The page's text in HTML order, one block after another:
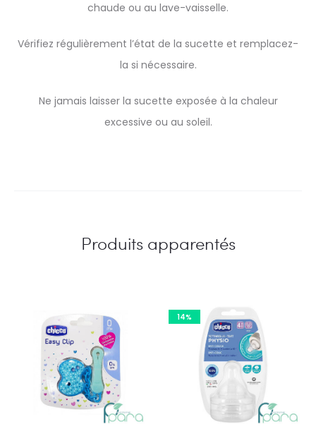
chaude ou au lave-vaisselle.
Vérifiez régulièrement l’état de la sucette et remplacez-
la si nécessaire.
Ne jamais laisser la sucette exposée à la chaleur
excessive ou au soleil.
Produits apparentés
14%